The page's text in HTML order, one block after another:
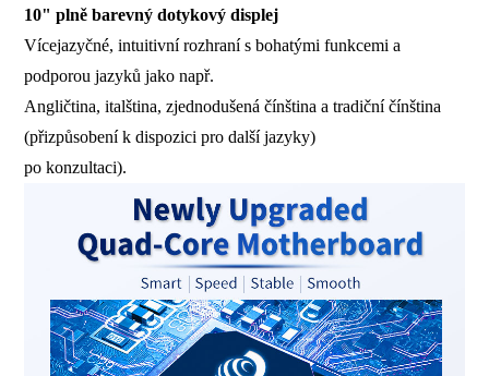
10" plně barevný dotykový displej
Vícejazyčné, intuitivní rozhraní s bohatými funkcemi a
podporou jazyků jako např.
Angličtina, italština, zjednodušená čínština a tradiční čínština
(přizpůsobení k dispozici pro další jazyky)
po konzultaci).